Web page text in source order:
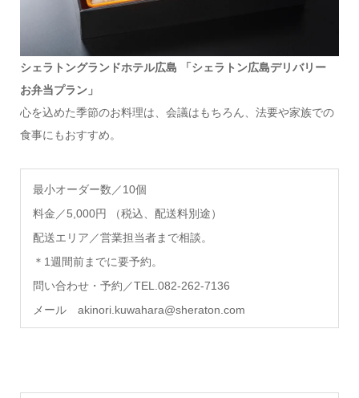
シェラトングランドホテル広島 「シェラトン広島デリバリー
お弁当プラン」
心を込めた季節のお料理は、会議はもちろん、法要や家族での
食事にもおすすめ。
最小オーダー数／10個
料金 ／5,000円 （税込、配送料別途）
配送エリア ／営業担当者まで相談。
＊1週間前までに要予約。
問い合わせ・予約／TEL.082-262-7136
メール akinori.kuwahara@sheraton.com